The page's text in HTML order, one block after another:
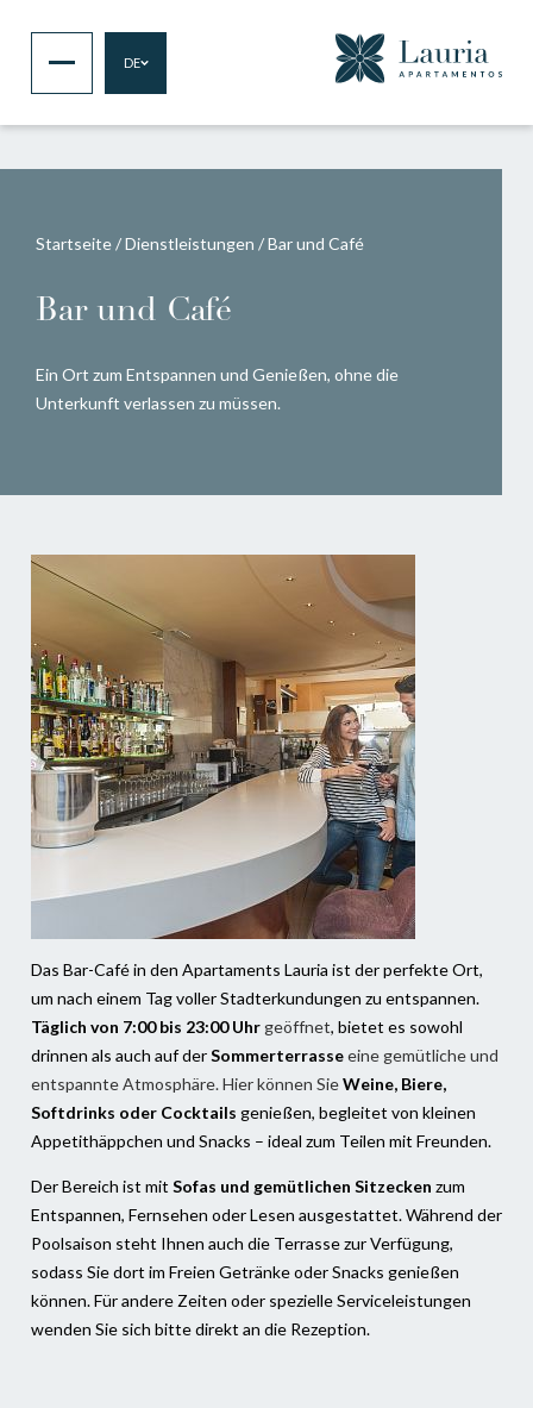
DE
Startseite/Dienstleistungen /Bar und Café
Bar und Café
Ein Ort zum Entspannen und Genießen, ohne die
Unterkunft verlassen zu müssen.
Das Bar-Café in den Apartaments Lauria ist der perfekte Ort,
um nach einem Tag voller Stadterkundungen zu entspannen.
Täglich von 7:00 bis 23:00 Uhr geöffnet, bietet es sowohl
drinnen als auch auf derSommerterrasseeine gemütliche und
entspannte Atmosphäre. Hier können SieWeine, Biere,
Softdrinks oder Cocktails genießen, begleitet von kleinen
Appetithäppchen und Snacks – ideal zum Teilen mit Freunden.
Der Bereich ist mit Sofas und gemütlichen Sitzecken zum
Entspannen, Fernsehen oder Lesen ausgestattet. Während der
Poolsaison steht Ihnen auch die Terrasse zur Verfügung,
sodass Sie dort im Freien Getränke oder Snacks genießen
können. Für andere Zeiten oder spezielle Serviceleistungen
wenden Sie sich bitte direkt an die Rezeption.